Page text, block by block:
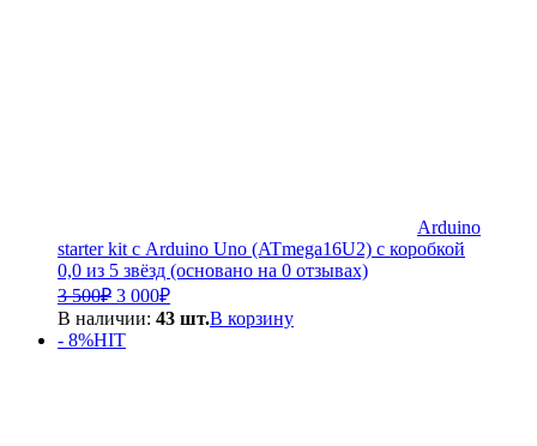
Arduino
starter kit с Arduino Uno (ATmega16U2) с коробкой
0,0 из 5 звёзд (основано на 0 отзывах)
3 500₽ Первоначальная
цена
составляла
3
3 000₽Текущая
цена:
В наличии: 43 шт.В корзину
- 8%HIT